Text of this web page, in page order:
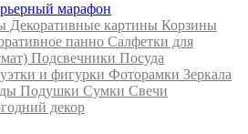
марафон
Декоративные картины Корзины
панно Салфетки для
Подсвечники Посуда
и фигурки Фоторамки Зеркала
Подушки Сумки Свечи
декор